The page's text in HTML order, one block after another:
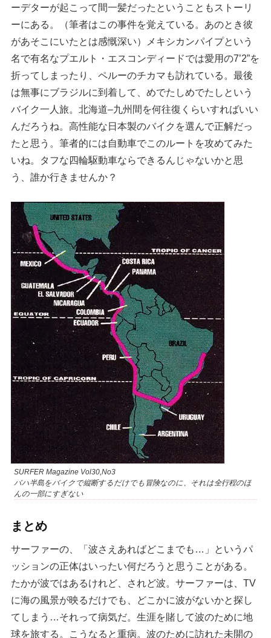
ーデターが起こって間一髪だったということもストーリ
ーにある。（筆者はこの事件を覚えている。あのとき彼
があそこにいたとは感慨深い）メキシカンパイプという
名で有名なプエルト・エスコンディードでは愛用の7’2”を
折ってしまったり、ペルーのチカマも訪れている。最後
は無事にブラジルに到着して、めでたしめでたしという
バイク一人旅。北海道–九州間を何往復くらいすればいい
んだろうね。高性能な日本製のバイクを選んで正解だっ
たと思う。筆者的には自動車でこのルートを攻めてみた
いね。タフな四輪駆動車ならできるんじゃないかと思
う、誰か行きませんか？
SURFER Magazine Vol30,No3
バハ半島をバイクで縦断するだけでも冒険なのに、それは全行程のほ
んの一部にすぎない
まとめ
サーファーの、「波さえあればどこまでも…」というパ
ッションの正体はいったい何だろうと思うことがある。
たかが波ではあるけれど、されど波。サーファーは、TV
に海の風景が映るだけでも、どこかに波がないかと探し
てしまう…それって病気だ。生涯を賭して波のために地
球を旅する。こうなると重病。波のために訪れた未開の